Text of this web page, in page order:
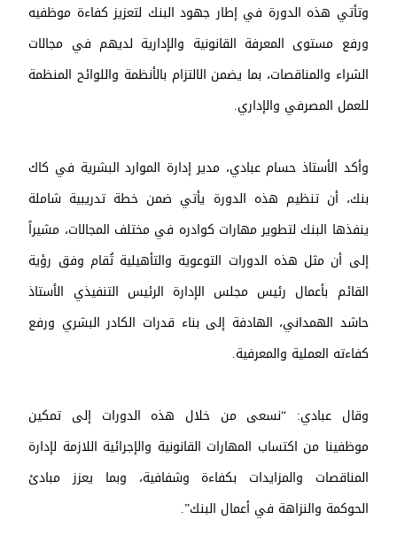
وتأتي هذه الدورة في إطار جهود البنك لتعزيز كفاءة موظفيه
ورفع مستوى المعرفة القانونية والإدارية لديهم في مجالات
الشراء والمناقصات، بما يضمن الالتزام بالأنظمة واللوائح المنظمة
للعمل المصرفي والإداري.
وأكد الأستاذ حسام عبادي، مدير إدارة الموارد البشرية في كاك
بنك، أن تنظيم هذه الدورة يأتي ضمن خطة تدريبية شاملة
ينفذها البنك لتطوير مهارات كوادره في مختلف المجالات، مشيراً
إلى أن مثل هذه الدورات التوعوية والتأهيلية تُقام وفق رؤية
القائم بأعمال رئيس مجلس الإدارة الرئيس التنفيذي الأستاذ
حاشد الهمداني، الهادفة إلى بناء قدرات الكادر البشري ورفع
كفاءته العملية والمعرفية.
وقال عبادي: “نسعى من خلال هذه الدورات إلى تمكين
موظفينا من اكتساب المهارات القانونية والإجرائية اللازمة لإدارة
المناقصات والمزايدات بكفاءة وشفافية، وبما يعزز مبادئ
الحوكمة والنزاهة في أعمال البنك”.